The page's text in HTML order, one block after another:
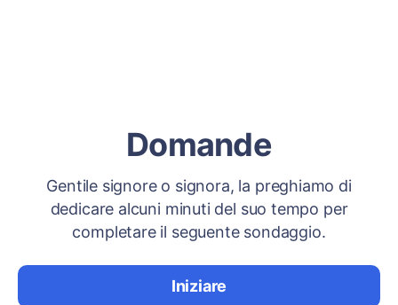
Domande
Gentile signore o signora, la preghiamo di
dedicare alcuni minuti del suo tempo per
completare il seguente sondaggio.
Iniziare